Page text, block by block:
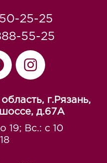
25-25
55-25
г.Рязань,
д.67A
19; Вс.: с 10